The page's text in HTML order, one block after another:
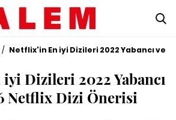
/ Netflix'in En iyi Dizileri 2022 Yabancı ve
Dizileri 2022 Yabancı
Netflix Dizi Önerisi